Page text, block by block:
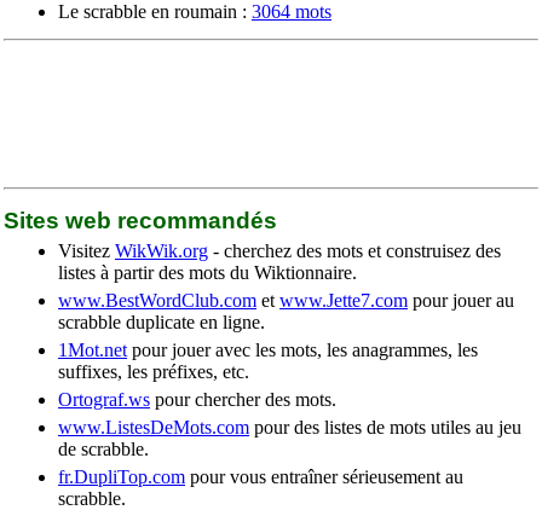
Le scrabble en roumain : 3064 mots
Sites web recommandés
Visitez WikWik.org - cherchez des mots et construisez des
listes à partir des mots du Wiktionnaire.
www.BestWordClub.com et www.Jette7.com pour jouer au
scrabble duplicate en ligne.
1Mot.net pour jouer avec les mots, les anagrammes, les
suffixes, les préfixes, etc.
Ortograf.ws pour chercher des mots.
www.ListesDeMots.com pour des listes de mots utiles au jeu
de scrabble.
fr.DupliTop.com pour vous entraîner sérieusement au
scrabble.